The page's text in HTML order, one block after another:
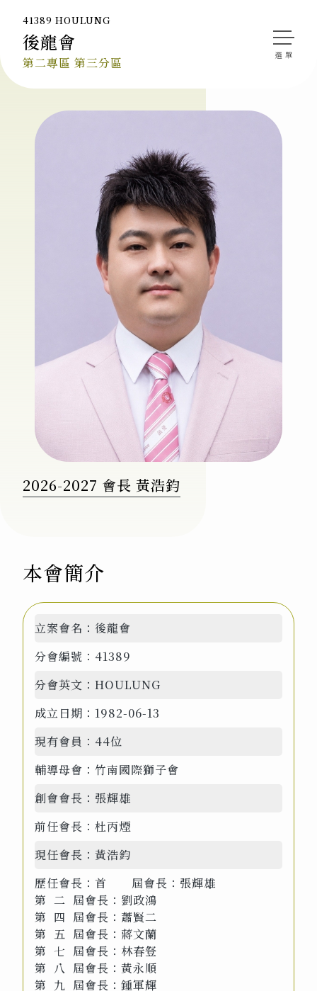
41389 HOULUNG
後龍會
第二專區 第三分區
2026-2027 會長 黃浩鈞
本會簡介
立案會名： 後龍會
分會編號： 41389
分會英文： HOULUNG
成立日期： 1982-06-13
現有會員： 44位
輔導母會： 竹南國際獅子會
創會會長： 張輝雄
前任會長： 杜丙煙
現任會長： 黃浩鈞
歷任會長： 首 屆會長：張輝雄
第 二 屆會長：劉政鴻
第 四 屆會長：蕭賢二
第 五 屆會長：蔣文蘭
第 七 屆會長：林春豋
第 八 屆會長：黃永順
第 九 屆會長：鍾軍輝